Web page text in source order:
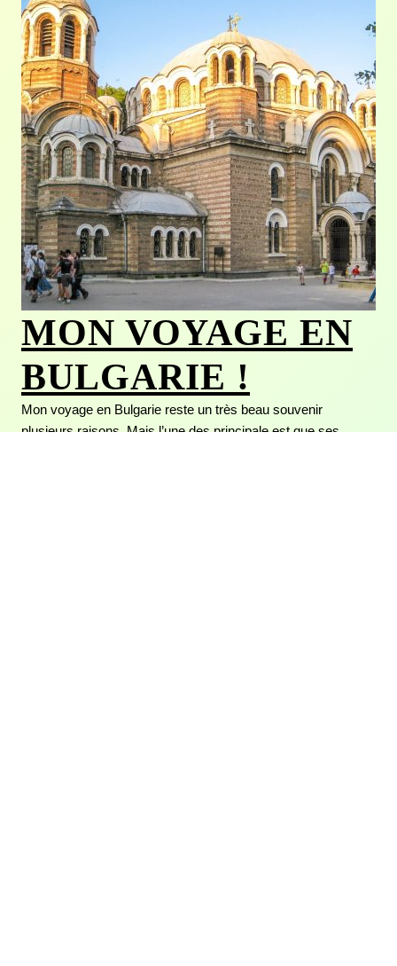
MON VOYAGE EN
BULGARIE !
Mon voyage en Bulgarie reste un très beau souvenir
plusieurs raisons. Mais l’une des principale est que ses